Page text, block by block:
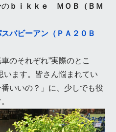
の ｂｉｋｋｅ ＭＯＢ（ＢＭ
バビーアン（ＰＡ２０Ｂ
のそれぞれ”実際のとこ
います。皆さん悩まれてい
いいの？」に、少しでも役